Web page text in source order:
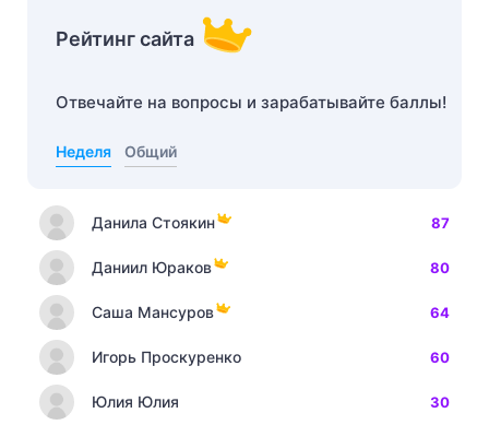
Рейтинг сайта
Отвечайте на вопросы и зарабатывайте баллы!
Неделя Общий
Данила Стоякин 87
Даниил Юраков 80
Саша Мансуров 64
Игорь Проскуренко 60
Юлия Юлия 30